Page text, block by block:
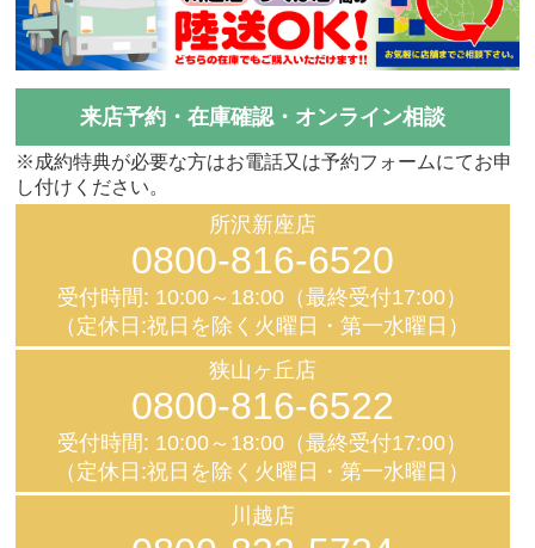
来店予約・在庫確認・オンライン相談
※成約特典が必要な方はお電話又は予約フォームにてお申
し付けください。
所沢新座店
0800-816-6520
受付時間: 10:00～18:00（最終受付17:00）
（定休日:祝日を除く火曜日・第一水曜日）
狭山ヶ丘店
0800-816-6522
受付時間: 10:00～18:00（最終受付17:00）
（定休日:祝日を除く火曜日・第一水曜日）
川越店